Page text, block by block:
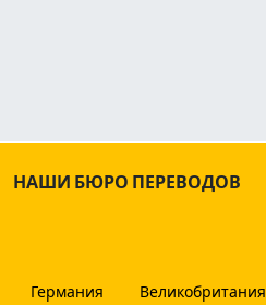
НАШИ БЮРО ПЕРЕВОДОВ
Германия Великобритания